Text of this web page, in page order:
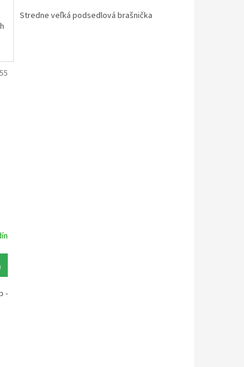
Stredne veľká podsedlová brašnička
-